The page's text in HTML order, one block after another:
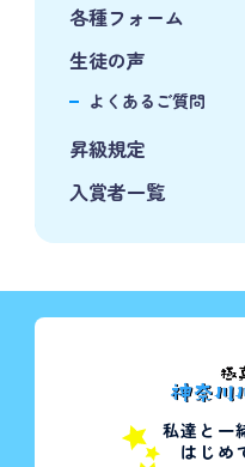
各種フォーム
生徒の声
よくあるご質問
昇級規定
入賞者一覧
私達と一
はじめ